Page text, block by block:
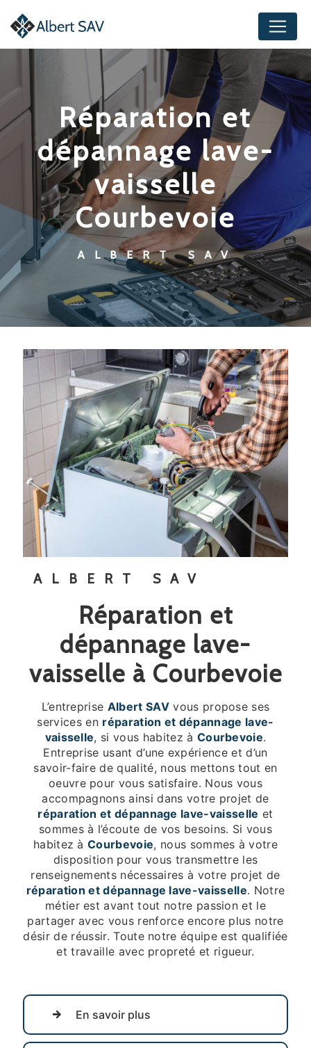
réparation et
dépannage lave-
vaisselle
Courbevoie
ALBERT SAV
ALBERT SAV
réparation et
dépannage lave-
vaisselle à Courbevoie
L’entreprise Albert SAVvous propose ses
services en réparation et dépannage lave-
vaisselle, si vous habitez à Courbevoie.
Entreprise usant d’une expérience et d’un
savoir-faire de qualité, nous mettons tout en
oeuvre pour vous satisfaire. Nous vous
accompagnons ainsi dans votre projet de
réparation et dépannage lave-vaisselle et
sommes à l’écoute de vos besoins. Si vous
habitez àCourbevoie, nous sommes à votre
disposition pour vous transmettre les
renseignements nécessaires à votre projet de
réparation et dépannage lave-vaisselle. Notre
métier est avant tout notre passion et le
partager avec vous renforce encore plus notre
désir de réussir. Toute notre équipe est qualifiée
et travaille avec propreté et rigueur.
En savoir plus